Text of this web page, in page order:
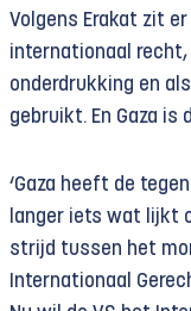
Volgens Erakat zit
internationaal
onderdrukking en
gebruikt. En Gaza is
‘Gaza heeft de
langer iets wat lijkt
strijd tussen het
Internationaal